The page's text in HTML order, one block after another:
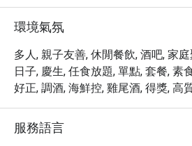
享受最高 5 折的驚喜優惠，讓您以
由主廚團隊為您準備的美味佳餚。
環境氣氛
多人, 親子友善, 休閒餐飲, 酒吧, 家
日子, 慶生, 任食放題, 單點, 套餐, 素
好正, 調酒, 海鮮控, 雞尾酒, 得獎, 高
服務語言